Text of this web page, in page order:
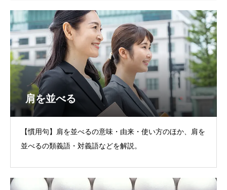
肩を並べる
【慣用句】肩を並べるの意味・由来・使い方のほか、肩を
並べるの類義語・対義語などを解説。